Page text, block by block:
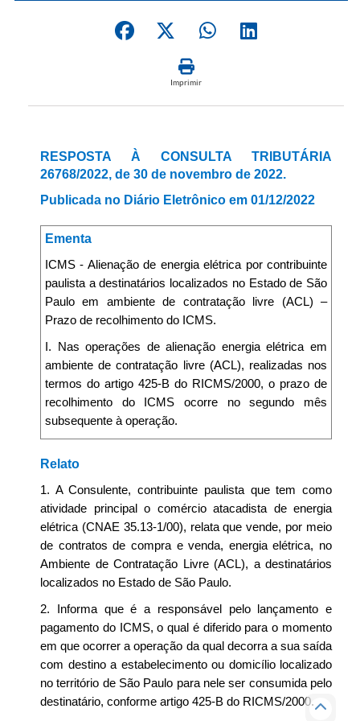
Imprimir
RESPOSTA À CONSULTA TRIBUTÁRIA
26768/2022, de 30 de novembro de 2022.
Publicada no Diário Eletrônico em 01/12/2022
Ementa
ICMS - Alienação de energia elétrica por contribuinte
paulista a destinatários localizados no Estado de São
Paulo em ambiente de contratação livre (ACL) –
Prazo de recolhimento do ICMS.
I. Nas operações de alienação energia elétrica em
ambiente de contratação livre (ACL), realizadas nos
termos do artigo 425-B do RICMS/2000, o prazo de
recolhimento do ICMS ocorre no segundo mês
subsequente à operação.
Relato
1. A Consulente, contribuinte paulista que tem como
atividade principal o comércio atacadista de energia
elétrica (CNAE 35.13-1/00), relata que vende, por meio
de contratos de compra e venda, energia elétrica, no
Ambiente de Contratação Livre (ACL), a destinatários
localizados no Estado de São Paulo.
2. Informa que é a responsável pelo lançamento e
pagamento do ICMS, o qual é diferido para o momento
em que ocorrer a operação da qual decorra a sua saída
com destino a estabelecimento ou domicílio localizado
no território de São Paulo para nele ser consumida pelo
destinatário, conforme artigo 425-B do RICMS/2000.